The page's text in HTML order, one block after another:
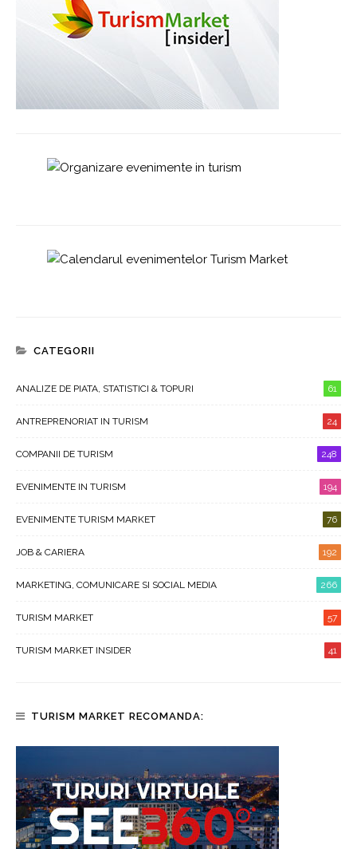
CATEGORII
ANALIZE DE PIATA, STATISTICI & TOPURI 61
ANTREPRENORIAT IN TURISM 24
COMPANII DE TURISM 248
EVENIMENTE IN TURISM 194
EVENIMENTE TURISM MARKET 76
JOB & CARIERA 192
MARKETING, COMUNICARE SI SOCIAL MEDIA 266
TURISM MARKET 57
TURISM MARKET INSIDER 41
TURISM MARKET RECOMANDA: